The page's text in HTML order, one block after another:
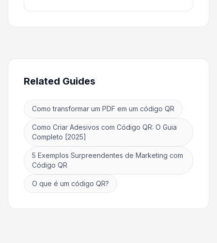
Related Guides
Como transformar um PDF em um código QR
Como Criar Adesivos com Código QR: O Guia
Completo [2025]
5 Exemplos Surpreendentes de Marketing com
Código QR
O que é um código QR?